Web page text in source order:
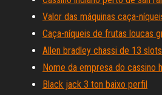
Valor das máquinas caça-
Caça-níqueis de frutas loucas
Allen bradley chassi de 13 slots
Nome da empresa do cassino
Black jack 3 ton baixo perfil